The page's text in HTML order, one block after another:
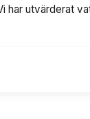
har utvärderat